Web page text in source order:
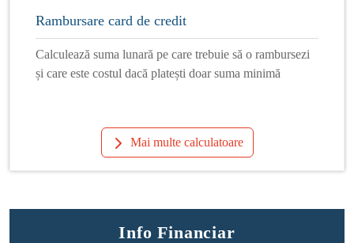
Rambursare card de credit
Calculează suma lunară pe care trebuie să o rambursezi
și care este costul dacă platești doar suma minimă
Mai multe calculatoare
Info Financiar